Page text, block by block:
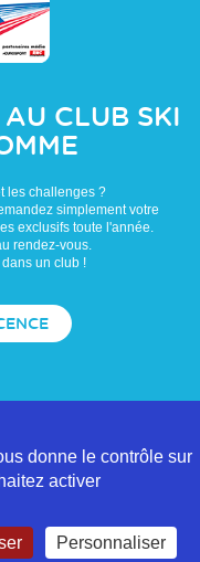
CLUB SKI
les challenges ?
simplement votre
exclusifs toute l'année.
rendez-vous.
un club !
donne le contrôle sur
activer
Personnaliser